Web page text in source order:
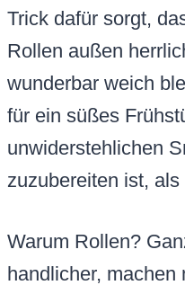
Trick dafür sorgt,
Rollen außen
wunderbar weich
für ein süßes
unwiderstehlichen
zuzubereiten ist,
Warum Rollen?
handlicher, machen